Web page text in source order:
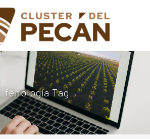
fenología Tag